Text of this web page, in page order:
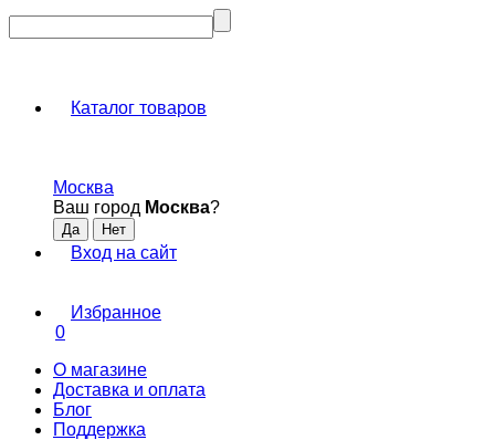
Каталог товаров
Москва
Ваш город Москва?
Вход на сайт
Избранное
0
О магазине
Доставка и оплата
Блог
Поддержка